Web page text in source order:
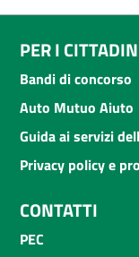
PER I
Bandi di concorso
Auto Mutuo Aiuto
Guida ai servizi
Privacy policy e
CONTATTI
PEC